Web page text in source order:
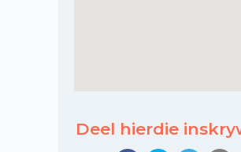
Deel hierdie